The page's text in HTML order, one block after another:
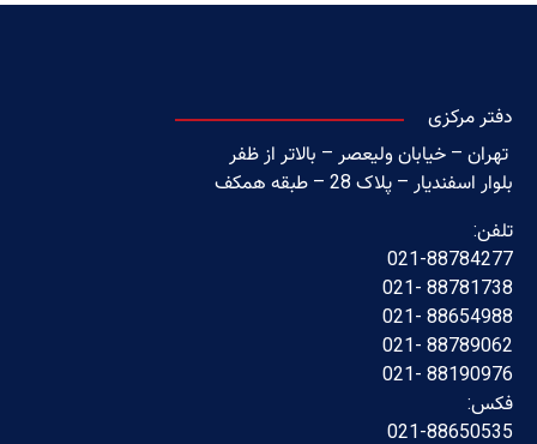
دفتر مرکزی
تهران – خیابان ولیعصر – بالاتر از ظفر
بلوار اسفندیار – پلاک 28 – طبقه همکف
تلفن:
021-88784277
88781738 -021
88654988 -021
88789062 -021
88190976 -021
فکس:
021-88650535